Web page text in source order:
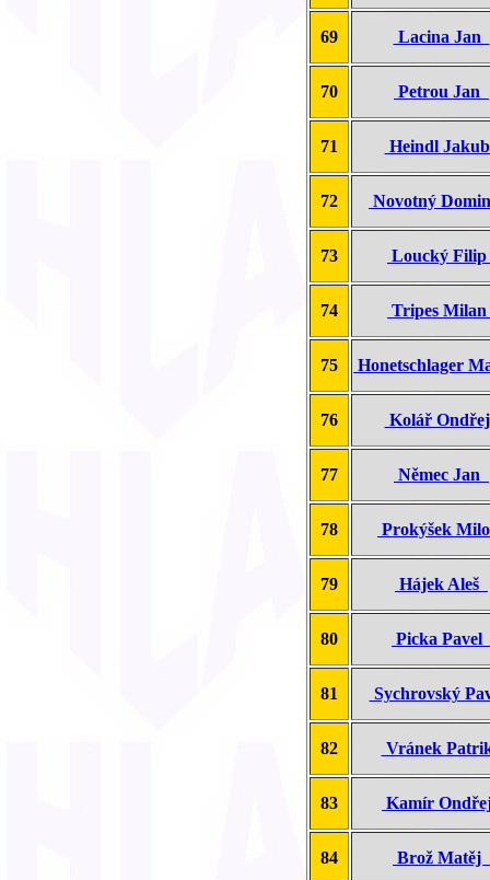
69 Lacina Jan
70 Petrou Jan
71 Heindl
72 Novotný
73 Loucký
74 Tripes
75 Honetschlager
76 Kolář
77 Němec Jan
78 Prokýšek
79 Hájek Aleš
80 Picka Pavel
81 Sychrovský
82 Vránek
83 Kamír
84 Brož Matěj